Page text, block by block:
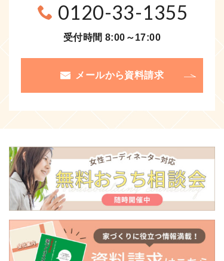
0120-33-1355
受付時間 8:00～17:00
メールから資料請求